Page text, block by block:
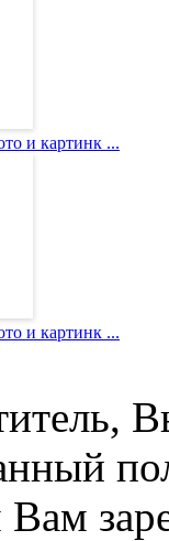
и картинк ...
и картинк ...